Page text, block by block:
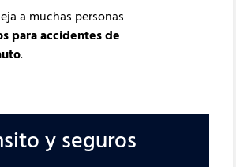
a muchas personas
para accidentes de
.
y seguros